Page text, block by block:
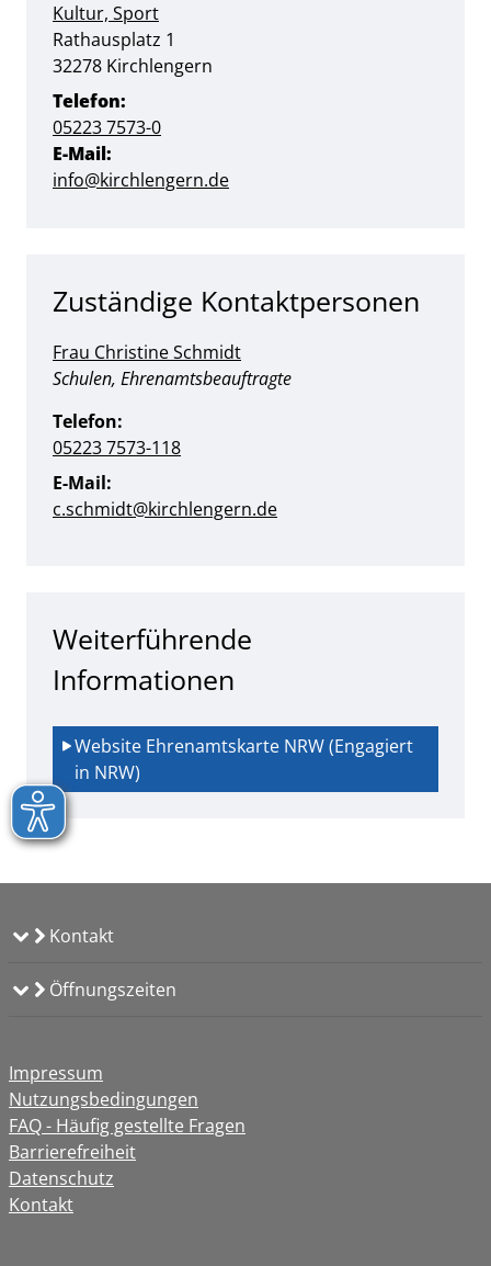
Kultur, Sport
Straße:
Rathausplatz Hausnummer:
1
PLZ:
32278 Ort:
Kirchlengern
Telefon:
05223 7573-0
E-Mail:
info@kirchlengern.de
Zuständige Kontaktpersonen
Frau Christine Schmidt
Position:
Schulen, Ehrenamtsbeauftragte
Telefon:
05223 7573-118
E-Mail:
c.schmidt@kirchlengern.de
Weiterführende
Informationen
Website Ehrenamtskarte NRW (Engagiert
in NRW)
Kontakt
Öffnungszeiten
Impressum
Nutzungsbedingungen
FAQ - Häufig gestellte Fragen
Barrierefreiheit
Datenschutz
Kontakt